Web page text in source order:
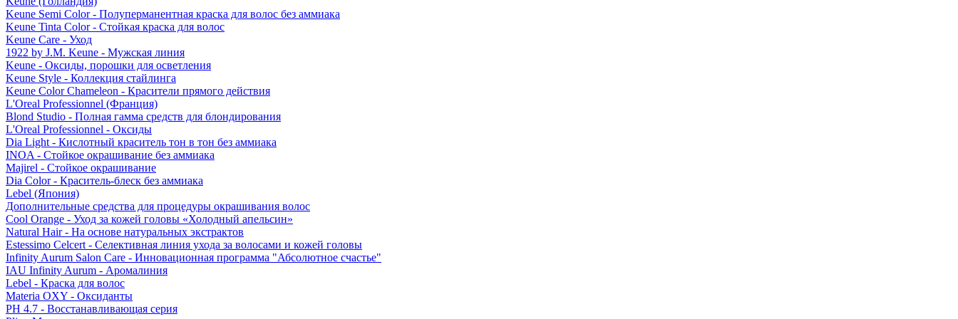
Keune Semi Color - Полуперманентная краска для волос без аммиака
Keune Tinta Color - Стойкая краска для волос
Keune Care - Уход
1922 by J.M. Keune - Мужская линия
Keune - Оксиды, порошки для осветления
Keune Style - Коллекция стайлинга
Keune Color Chameleon - Красители прямого действия
L'Oreal Professionnel (Франция)
Blond Studio - Полная гамма средств для блондирования
L'Oreal Professionnel - Оксиды
Dia Light - Кислотный краситель тон в тон без аммиака
INOA - Стойкое окрашивание без аммиака
Majirel - Стойкое окрашивание
Dia Color - Краситель-блеск без аммиака
Lebel (Япония)
Дополнительные средства для процедуры окрашивания волос
Cool Orange - Уход за кожей головы «Холодный апельсин»
Natural Hair - На основе натуральных экстрактов
Estessimo Celcert - Селективная линия ухода за волосами и кожей головы
Infinity Aurum Salon Care - Инновационная программа "Абсолютное счастье"
IAU Infinity Aurum - Аромалиния
Lebel - Краска для волос
Materia OXY - Оксиданты
PH 4.7 - Восстанавливающая серия